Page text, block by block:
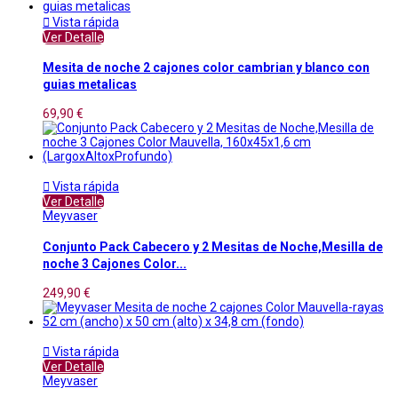
 Vista rápida
Ver Detalle
Mesita de noche 2 cajones color cambrian y blanco con
guias metalicas
69,90 €
 Vista rápida
Ver Detalle
Meyvaser
Conjunto Pack Cabecero y 2 Mesitas de Noche,Mesilla de
noche 3 Cajones Color...
249,90 €
 Vista rápida
Ver Detalle
Meyvaser